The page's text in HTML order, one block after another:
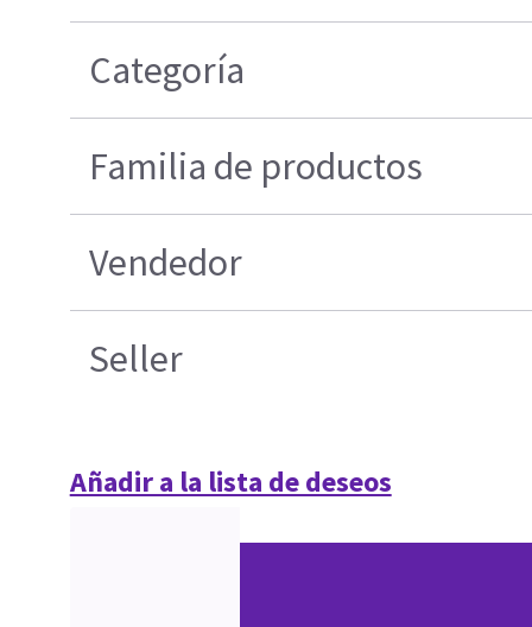
Categoría
Familia de productos
Vendedor
Seller
Añadir a la lista de deseos